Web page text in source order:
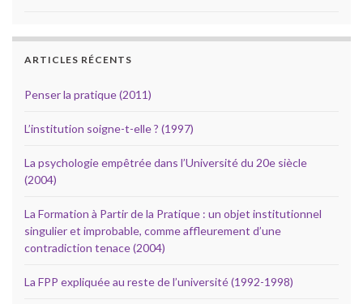
ARTICLES RÉCENTS
Penser la pratique (2011)
L’institution soigne-t-elle ? (1997)
La psychologie empêtrée dans l’Université du 20e siècle
(2004)
La Formation à Partir de la Pratique : un objet institutionnel
singulier et improbable, comme affleurement d’une
contradiction tenace (2004)
La FPP expliquée au reste de l’université (1992-1998)